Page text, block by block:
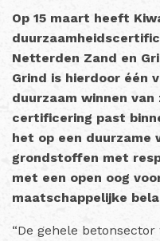
Op 15 maart heeft
Netterden Zand en
Grind is hierdoor één
duurzaam winnen van
certificering past
het op een duurzame
grondstoffen met
met een open oog
maatschappelijke
“De gehele